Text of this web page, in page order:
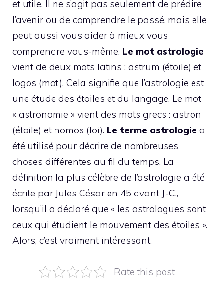
et utile. Il ne s’agit pas seulement de prédire
l’avenir ou de comprendre le passé, mais elle
peut aussi vous aider à mieux vous
comprendre vous-même. Le mot astrologie
vient de deux mots latins : astrum (étoile) et
logos (mot). Cela signifie que l’astrologie est
une étude des étoiles et du langage. Le mot
« astronomie » vient des mots grecs : astron
(étoile) et nomos (loi). Le terme astrologie a
été utilisé pour décrire de nombreuses
choses différentes au fil du temps. La
définition la plus célèbre de l’astrologie a été
écrite par Jules César en 45 avant J.-C.,
lorsqu’il a déclaré que « les astrologues sont
ceux qui étudient le mouvement des étoiles ».
Alors, c’est vraiment intéressant.
Rate this post